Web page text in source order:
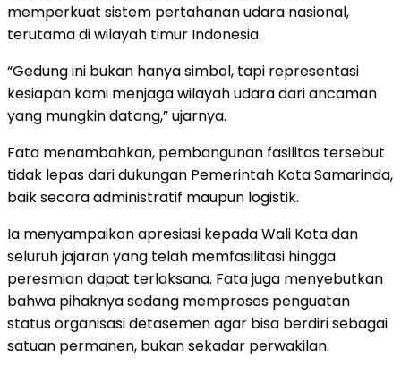
memperkuat sistem pertahanan udara nasional,
terutama di wilayah timur Indonesia.
“Gedung ini bukan hanya simbol, tapi representasi
kesiapan kami menjaga wilayah udara dari ancaman
yang mungkin datang,” ujarnya.
Fata menambahkan, pembangunan fasilitas tersebut
tidak lepas dari dukungan Pemerintah Kota Samarinda,
baik secara administratif maupun logistik.
Ia menyampaikan apresiasi kepada Wali Kota dan
seluruh jajaran yang telah memfasilitasi hingga
peresmian dapat terlaksana. Fata juga menyebutkan
bahwa pihaknya sedang memproses penguatan
status organisasi detasemen agar bisa berdiri sebagai
satuan permanen, bukan sekadar perwakilan.